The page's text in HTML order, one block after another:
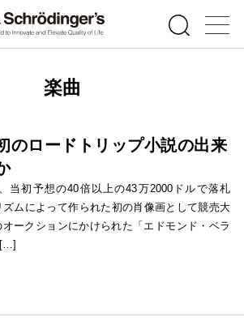
楽曲
のロードトリップ小説の出来
当初予想の40倍以上の43万2000ドルで落札
ズムによって作られた初の肖像画として競売大
ークションにかけられた「エドモンド・ベラ
[…]